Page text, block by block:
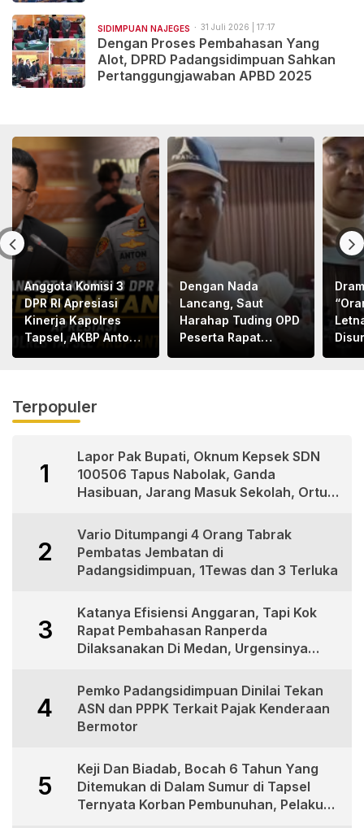
SIDIMPUAN NAJEGES 31 Juli 2026 | 17:17
Dengan Proses Pembahasan Yang
Alot, DPRD Padangsidimpuan Sahkan
Pertanggungjawaban APBD 2025
Anggota Komisi 3
DPR RI Apresiasi
Kinerja Kapolres
Tapsel, AKBP Anton
Dengan Nada
Lancang, Saut
Harahap Tuding OPD
Peserta Rapat
Terpopuler
1
Lapor Pak Bupati, Oknum Kepsek SDN
100506 Tapus Nabolak, Ganda
Hasibuan, Jarang Masuk Sekolah, Ortu
2
Vario Ditumpangi 4 Orang Tabrak
Pembatas Jembatan di
Padangsidimpuan, 1Tewas dan 3 Terluka
3
Katanya Efisiensi Anggaran, Tapi Kok
Rapat Pembahasan Ranperda
Dilaksanakan Di Medan, Urgensinya
4
Pemko Padangsidimpuan Dinilai Tekan
ASN dan PPPK Terkait Pajak Kenderaan
Bermotor
5
Keji Dan Biadab, Bocah 6 Tahun Yang
Ditemukan di Dalam Sumur di Tapsel
Ternyata Korban Pembunuhan, Pelaku